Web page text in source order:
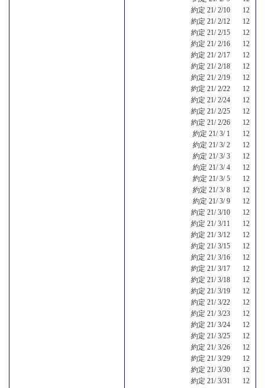
約定 21/ 2/10 12
約定 21/ 2/12 12
約定 21/ 2/15 12
約定 21/ 2/16 12
約定 21/ 2/17 12
約定 21/ 2/18 12
約定 21/ 2/19 12
約定 21/ 2/22 12
約定 21/ 2/24 12
約定 21/ 2/25 12
約定 21/ 2/26 12
約定 21/ 3/ 1 12
約定 21/ 3/ 2 12
約定 21/ 3/ 3 12
約定 21/ 3/ 4 12
約定 21/ 3/ 5 12
約定 21/ 3/ 8 12
約定 21/ 3/ 9 12
約定 21/ 3/10 12
約定 21/ 3/11 12
約定 21/ 3/12 12
約定 21/ 3/15 12
約定 21/ 3/16 12
約定 21/ 3/17 12
約定 21/ 3/18 12
約定 21/ 3/19 12
約定 21/ 3/22 12
約定 21/ 3/23 12
約定 21/ 3/24 12
約定 21/ 3/25 12
約定 21/ 3/26 12
約定 21/ 3/29 12
約定 21/ 3/30 12
約定 21/ 3/31 12